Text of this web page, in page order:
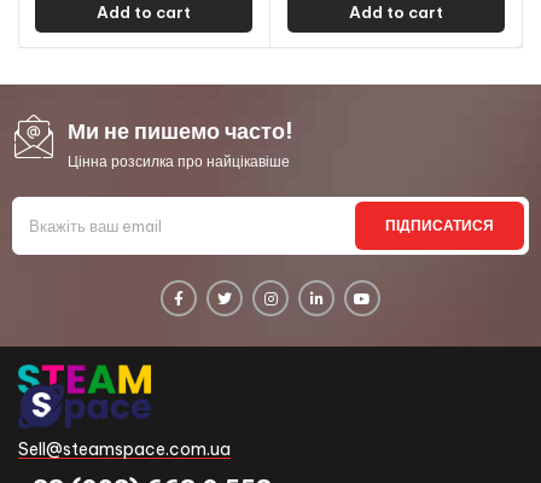
Add to cart Add to cart
Ми не пишемо часто!
Цінна розсилка про найцікавіше
ПІДПИСАТИСЯ
Sell@steamspace.com.ua